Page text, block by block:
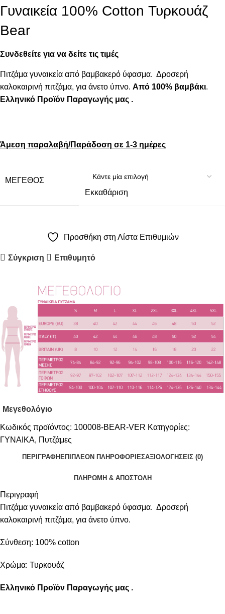
Γυναικεία 100% Cotton Τυρκουάζ
Bear
Συνδεθείτε για να δείτε τις τιμές
Πιτζάμα γυναικεία από βαμβακερό ύφασμα. Δροσερή
καλοκαιρινή πιτζάμα, για άνετο ύπνο. Από 100% βαμβάκι.
Ελληνικό Προϊόν Παραγωγής μας .
Άμεση παραλαβή/Παράδοση σε 1-3 ημέρες
ΜΈΓΕΘΟΣ
Εκκαθάριση
Προσθήκη στη Λίστα Επιθυμιών
Σύγκριση Επιθυμητό
Μεγεθολόγιο
Κωδικός προϊόντος: 100008-BEAR-VER Κατηγορίες:
ΓΥΝΑΙΚΑ, Πυτζάμες
ΠΕΡΙΓΡΑΦΉ ΕΠΙΠΛΈΟΝ ΠΛΗΡΟΦΟΡΊΕΣΑΞΙΟΛΟΓΉΣΕΙΣ (0)
ΠΛΗΡΩΜΗ & ΑΠΟΣΤΟΛΗ
Περιγραφή
Πιτζάμα γυναικεία από βαμβακερό ύφασμα. Δροσερή
καλοκαιρινή πιτζάμα, για άνετο ύπνο.
Σύνθεση: 100% cotton
Χρώμα: Τυρκουάζ
Ελληνικό Προϊόν Παραγωγής μας .